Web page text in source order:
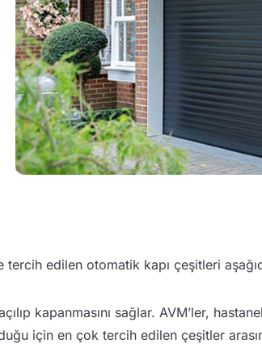
edilen otomatik kapı çeşitleri
kapanmasını sağlar. AVM’ler,
için en çok tercih edilen çeşitler